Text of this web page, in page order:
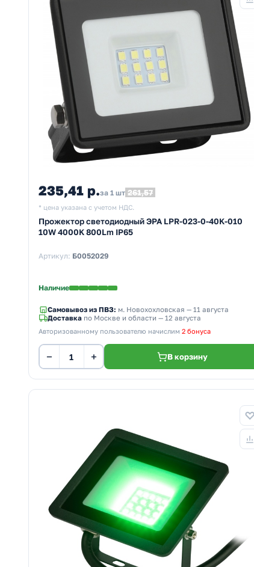
235,41 р.за 1 шт 261,57
* цена указана с учетом НДС.
Прожектор светодиодный ЭРА LPR-023-0-40K-010
10W 4000K 800Lm IP65
Артикул: Б0052029
Наличие
Самовывоз из ПВЗ: м. Новохохловская — 11 августа
Доставка по Москве и области — 12 августа
Авторизованному пользователю начислим 2 бонуса
− + В корзину